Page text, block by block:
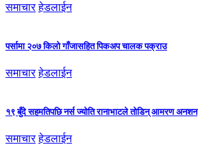
समाचार हेडलाईन
पर्सामा २०७ किलो गाँजासहित पिकअप चालक पक्राउ
समाचार हेडलाईन
१९ बुँदे सहमतिपछि नर्स ज्योति रानाभाटले तोडिन् आमरण अनशन
समाचार हेडलाईन